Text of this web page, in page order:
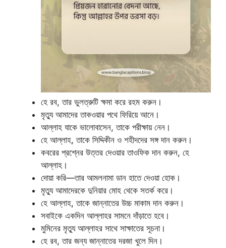
হে রব, তার ভুলত্রুটি ক্ষমা করে রহম করুন।
মৃত্যু আমাদের তাকওয়ার পথে ফিরিয়ে আনে।
আল্লাহ যাকে ভালোবাসেন, তাকে পরীক্ষায় নেন।
হে আল্লাহ, তাকে সিদ্দিকীন ও শহীদদের সঙ্গ দান করুন।
কবরের প্রশ্নের উত্তর দেওয়ার তাওফিক দান করুন, হে
আল্লাহ।
দোয়া করি—তার আমলনামা ডান হাতে দেওয়া হোক।
মৃত্যু আমাদেরকে দুনিয়ার মোহ থেকে সতর্ক করে।
হে আল্লাহ, তাকে জান্নাতের উচ্চ মাকাম দান করুন।
সবাইকে একদিন আল্লাহর সামনে দাঁড়াতে হবে।
মুমিনের মৃত্যু আল্লাহর সাথে সাক্ষাতের সূচনা।
হে রব, তার জন্য জান্নাতের দরজা খুলে দিন।